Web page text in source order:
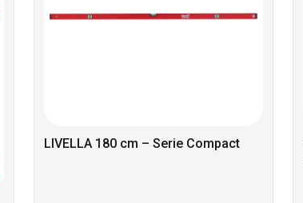
LIVELLA 180 cm – Serie Compact